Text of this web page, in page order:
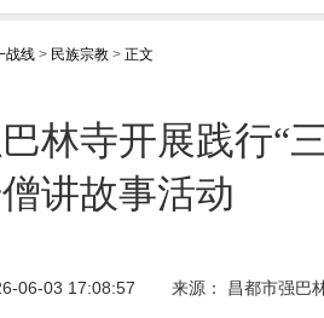
战线 > 民族宗教 > 正文
林寺开展践行“
讲故事活动
06-03 17:08:57 来源： 昌都市强巴